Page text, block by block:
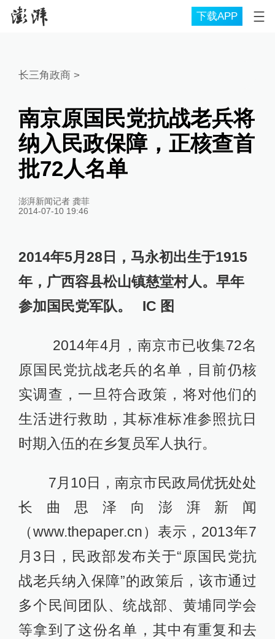
下载APP
长三角政商 >
南京原国民党抗战老兵将
纳入民政保障，正核查首
批72人名单
澎湃新闻记者 龚菲
2014-07-10 19:46
2014年5月28日，马永初出生于1915
年，广西容县松山镇慈堂村人。早年
参加国民党军队。 IC 图
2014年4月，南京市已收集72名
原国民党抗战老兵的名单，目前仍核
实调查，一旦符合政策，将对他们的
生活进行救助，其标准标准参照抗日
时期入伍的在乡复员军人执行。
7月10日，南京市民政局优抚处处
长曲思泽向澎湃新闻
（www.thepaper.cn）表示，2013年7
月3日，民政部发布关于“原国民党抗
战老兵纳入保障”的政策后，该市通过
多个民间团队、统战部、黄埔同学会
等拿到了这份名单，其中有重复和去